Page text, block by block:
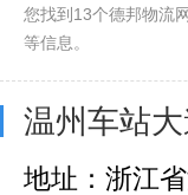
您找到13个德邦物流
等信息。
温州车站
地址：浙江